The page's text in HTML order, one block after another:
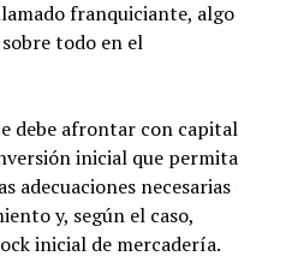
franquiciante, algo
todo en el
debe afrontar con capital
inicial que permita
adecuaciones necesarias
y, según el caso,
inicial de mercadería.